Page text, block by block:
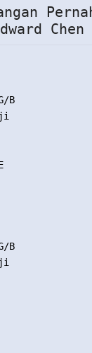
Chen
B
B